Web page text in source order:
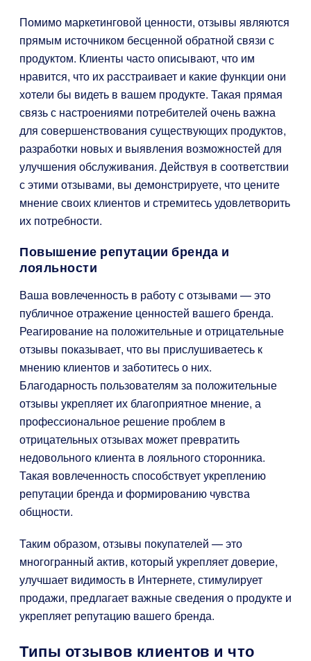
Помимо маркетинговой ценности, отзывы являются
прямым источником бесценной обратной связи с
продуктом. Клиенты часто описывают, что им
нравится, что их расстраивает и какие функции они
хотели бы видеть в вашем продукте. Такая прямая
связь с настроениями потребителей очень важна
для совершенствования существующих продуктов,
разработки новых и выявления возможностей для
улучшения обслуживания. Действуя в соответствии
с этими отзывами, вы демонстрируете, что цените
мнение своих клиентов и стремитесь удовлетворить
их потребности.
Повышение репутации бренда и
лояльности
Ваша вовлеченность в работу с отзывами — это
публичное отражение ценностей вашего бренда.
Реагирование на положительные и отрицательные
отзывы показывает, что вы прислушиваетесь к
мнению клиентов и заботитесь о них.
Благодарность пользователям за положительные
отзывы укрепляет их благоприятное мнение, а
профессиональное решение проблем в
отрицательных отзывах может превратить
недовольного клиента в лояльного сторонника.
Такая вовлеченность способствует укреплению
репутации бренда и формированию чувства
общности.
Таким образом, отзывы покупателей — это
многогранный актив, который укрепляет доверие,
улучшает видимость в Интернете, стимулирует
продажи, предлагает важные сведения о продукте и
укрепляет репутацию вашего бренда.
Типы отзывов клиентов и что